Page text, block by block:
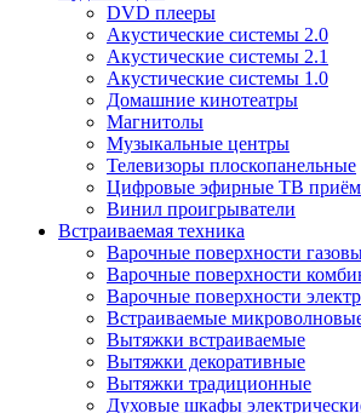
DVD плееры
Акустические системы 2.0
Акустические системы 2.1
Акустические системы 1.0
Домашние кинотеатры
Магнитолы
Музыкальные центры
Телевизоры плоскопанельные
Цифровые эфирные ТВ
Винил проигрыватели
Встраиваемая техника
Варочные поверхности
Варочные поверхности
Варочные поверхности
Встраиваемые
Вытяжки встраиваемые
Вытяжки декоративные
Вытяжки традиционные
Духовые шкафы